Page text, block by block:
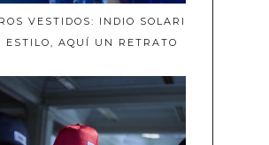
VESTIDOS: INDIO SOLARI
ESTILO, AQUÍ UN RETRATO